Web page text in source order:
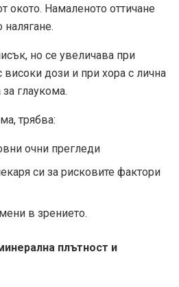
окото. Намаленото оттичане
но се увеличава при
дози и при хора с лична
глаукома.
трябва:
очни прегледи
си за рисковите фактори
в зрението.
плътност и